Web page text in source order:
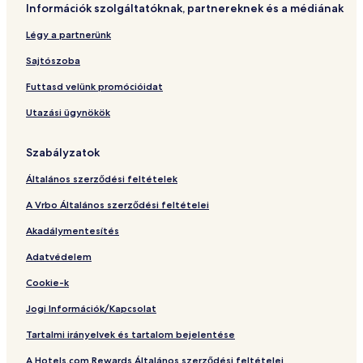
a
t
a
y
b
I
A
r
o
p
u
r
&
a
s
i
n
y
u
c
e
r
a
Információk szolgáltatóknak, partnereknek és a médiának
Légy a partnerünk
Sajtószoba
Futtasd velünk promócióidat
Utazási ügynökök
Szabályzatok
Általános szerződési feltételek
A Vrbo Általános szerződési feltételei
Akadálymentesítés
Adatvédelem
Cookie-k
Jogi Információk/Kapcsolat
Tartalmi irányelvek és tartalom bejelentése
A Hotels.com Rewards Általános szerződési feltételei